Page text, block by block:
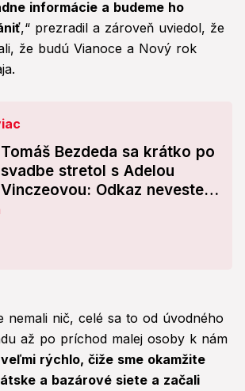
informácie a budeme ho
,“ prezradil a zároveň uviedol, že
že budú Vianoce a Nový rok
Tomáš Bezdeda sa krátko po
svadbe stretol s Adelou
Vinczeovou: Odkaz neveste
nemali nič, celé sa to od úvodného
až po príchod malej osoby k nám
veľmi rýchlo, čiže sme okamžite
a bazárové siete a začali